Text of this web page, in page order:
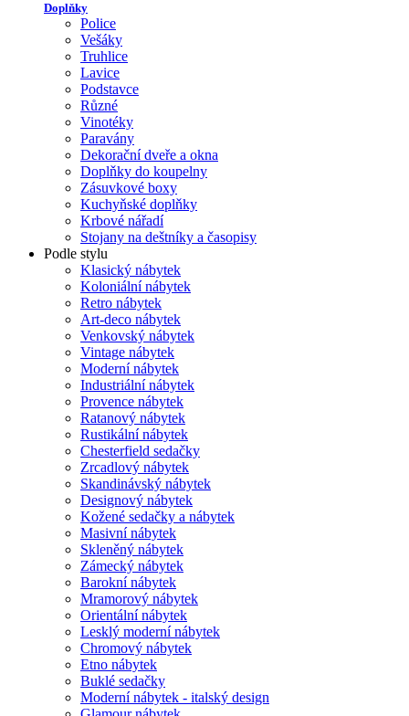
Doplňky
Police
Vešáky
Truhlice
Lavice
Podstavce
Různé
Vinotéky
Paravány
Dekorační dveře a okna
Doplňky do koupelny
Zásuvkové boxy
Kuchyňské doplňky
Krbové nářadí
Stojany na deštníky a časopisy
Podle stylu
Klasický nábytek
Koloniální nábytek
Retro nábytek
Art-deco nábytek
Venkovský nábytek
Vintage nábytek
Moderní nábytek
Industriální nábytek
Provence nábytek
Ratanový nábytek
Rustikální nábytek
Chesterfield sedačky
Zrcadlový nábytek
Skandinávský nábytek
Designový nábytek
Kožené sedačky a nábytek
Masivní nábytek
Skleněný nábytek
Zámecký nábytek
Barokní nábytek
Mramorový nábytek
Orientální nábytek
Lesklý moderní nábytek
Chromový nábytek
Etno nábytek
Buklé sedačky
Moderní nábytek - italský design